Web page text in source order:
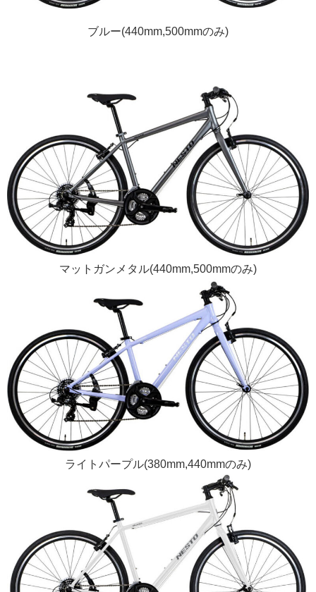
ブルー(440mm,500mmのみ)
マットガンメタル(440mm,500mmのみ)
ライトパープル(380mm,440mmのみ)